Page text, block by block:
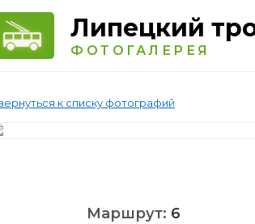
Липецкий
ФОТОГАЛЕРЕЯ
к списку фотографий
Маршрут: 6